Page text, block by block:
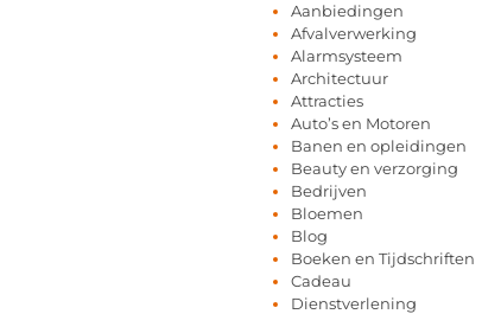
Aanbiedingen
Afvalverwerking
Alarmsysteem
Architectuur
Attracties
Auto’s en Motoren
Banen en opleidingen
Beauty en verzorging
Bedrijven
Bloemen
Blog
Boeken en Tijdschriften
Cadeau
Dienstverlening